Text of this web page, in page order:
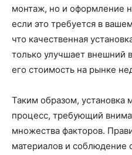
монтаж, но и оформление
если это требуется в
что качественная
только улучшает внешний
его стоимость на рынке
Таким образом, установка
процесс, требующий
множества факторов.
материалов и соблюдение